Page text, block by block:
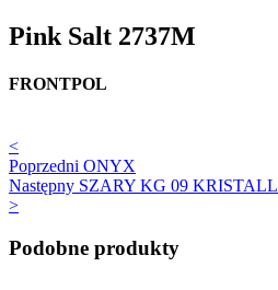
Pink Salt 2737M
FRONTPOL
<
Poprzedni ONYX
Następny SZARY KG 09 KRISTALL
>
Podobne produkty